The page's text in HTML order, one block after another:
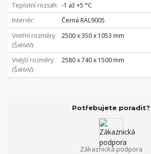
Teplotní rozsah
-1 až +5 °C
Interiér
Černá RAL9005
Vnitřní rozměry
(ŠxHxV)
2500 x 350 x 1053 mm
Vnější rozměry
(ŠxHxV)
2580 x 740 x 1500 mm
Potřebujete poradit?
Zákaznická podpora